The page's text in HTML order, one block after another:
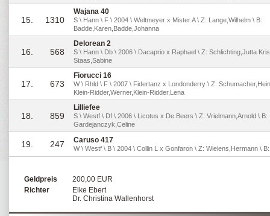
15. 1310
Wajana 40
S \ Hann \ F \ 2004 \ Weltmeyer x Mister A \ Z: Lange,Wilhelm \ B:
Badde,Karen,Badde,Johanna
16. 568
Delorean 2
S \ Hann \ Db \ 2006 \ Dacaprio x Raphael \ Z: Schlichting,Jutta
Staas,Sabine
17. 673
Fiorucci 16
W \ Rhld \ F \ 2007 \ Fidertanz x Londonderry \ Z:
Klein-Ridder,Werner,Klein-Ridder,Lena
18. 859
Lilliefee
S \ Westf \ Df \ 2006 \ Licotus x De Beers \ Z: Vrielmann,Arnold \ B:
Gardejanczyk,Celine
19. 247 Caruso 417
W \ Westf \ B \ 2004 \ Collin L x Gonfaron \ Z: Wielens,Hermann \
Geldpreis
200,00 EUR
Richter
Elke Ebert
Dr. Christina Wallenhorst